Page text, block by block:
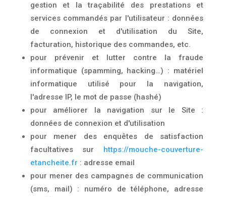
gestion et la traçabilité des prestations et
services commandés par l'utilisateur : données
de connexion et d'utilisation du Site,
facturation, historique des commandes, etc.
pour prévenir et lutter contre la fraude
informatique (spamming, hacking…) : matériel
informatique utilisé pour la navigation,
l'adresse IP, le mot de passe (hashé)
pour améliorer la navigation sur le Site :
données de connexion et d'utilisation
pour mener des enquêtes de satisfaction
facultatives sur https://mouche-couverture-
etancheite.fr : adresse email
pour mener des campagnes de communication
(sms, mail) : numéro de téléphone, adresse